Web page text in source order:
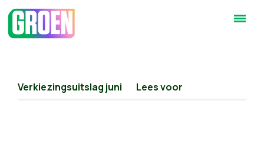
Verkiezingsuitslag juni Lees voor